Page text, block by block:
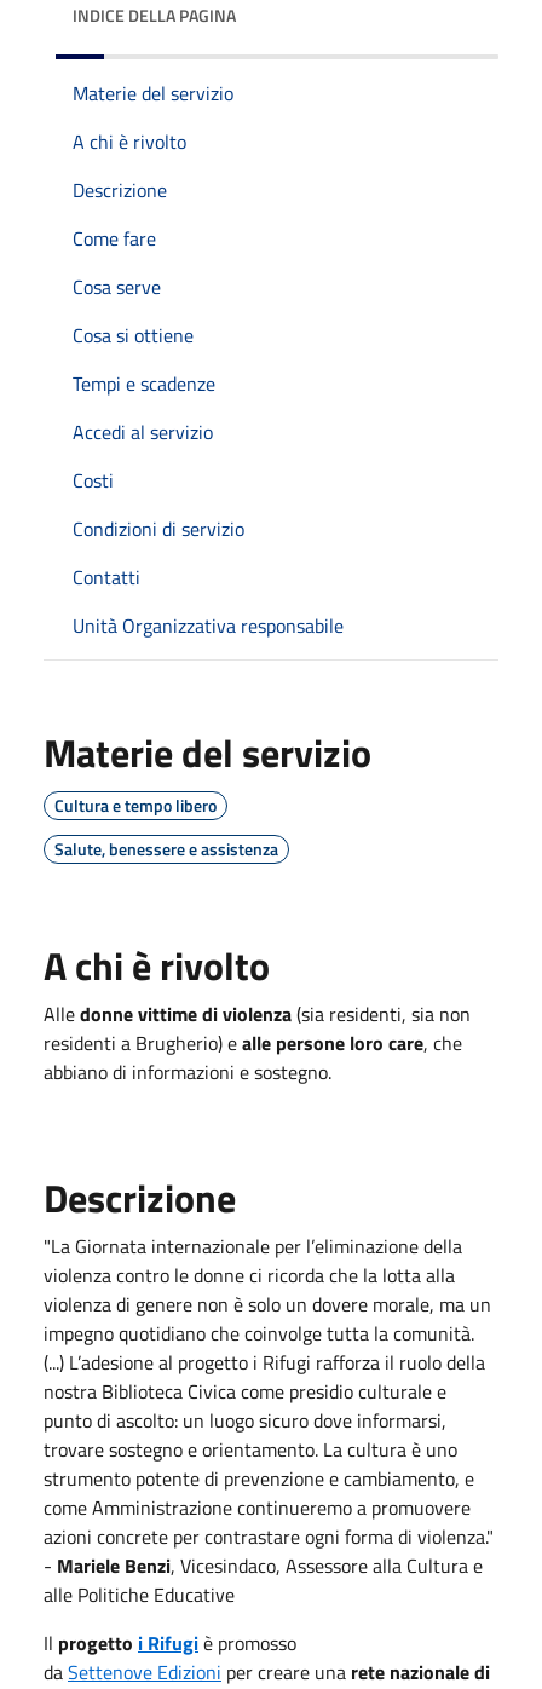
INDICE DELLA PAGINA
Materie del servizio
A chi è rivolto
Descrizione
Come fare
Cosa serve
Cosa si ottiene
Tempi e scadenze
Accedi al servizio
Costi
Condizioni di servizio
Contatti
Unità Organizzativa responsabile
Materie del servizio
Cultura e tempo libero
Salute, benessere e assistenza
A chi è rivolto
Alledonne vittime di violenza(sia residenti, sia non
residenti a Brugherio) ealle persone loro care, che
abbiano di informazioni e sostegno.
Descrizione
"La Giornata internazionale per l’eliminazione della
violenza contro le donne ci ricorda che la lotta alla
violenza di genere non è solo un dovere morale, ma un
impegno quotidiano che coinvolge tutta la comunità.
(...) L’adesione al progetto i Rifugi rafforza il ruolo della
nostra Biblioteca Civica come presidio culturale e
punto di ascolto: un luogo sicuro dove informarsi,
trovare sostegno e orientamento. La cultura è uno
strumento potente di prevenzione e cambiamento, e
come Amministrazione continueremo a promuovere
azioni concrete per contrastare ogni forma di violenza."
- Mariele Benzi, Vicesindaco, Assessore alla Cultura e
alle Politiche Educative
Il progetto i Rifugiè promosso
daSettenove Edizioni per creare una rete nazionale di